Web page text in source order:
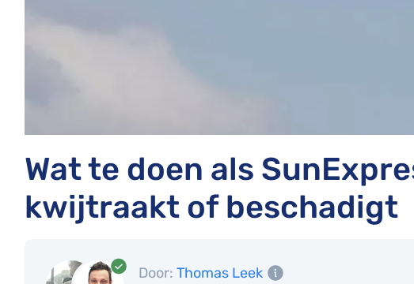
Wat te doen als
kwijtraakt of beschadigt
Door: Thomas Leek